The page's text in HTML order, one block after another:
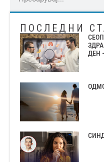
ПОСЛЕДНИ
ДЕН